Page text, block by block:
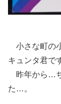
小さな町の
キュンタ君で
昨年から…ち
た…。